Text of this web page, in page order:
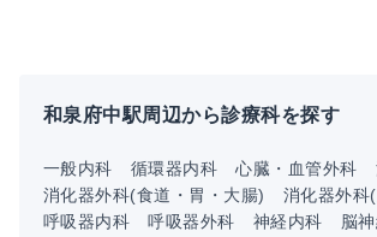
和泉府中駅周辺から診療科を探す
一般内科 循環器内科 心臓・血管外科
消化器外科(食道・胃・大腸)
消化器外科
呼吸器内科
呼吸器外科 神経内科
脳